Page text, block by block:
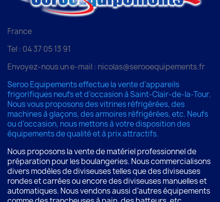
France
Tel : 04 37 05 13 91
Envoyez-nous un e-mail : nicolas@serooequipements.fr
Seroo Equipements effectue la vente d’appareils
frigorifiques neufs et d’occasion à Saint-Clair-de-la-Tour.
Nous vous proposons des vitrines réfrigérées, des
machines à glaçons, des armoires réfrigérées, etc. Neufs
ou d’occasion, nous mettons à votre disposition des
équipements de qualité et à prix attractifs.
Nous proposons la vente de matériel professionnel de
préparation pour les boulangeries. Nous commercialisons
divers modèles de diviseuses telles que des diviseuses
rondes et carrées ou encore des diviseuses manuelles et
automatiques. Nous vendons aussi d’autres équipements